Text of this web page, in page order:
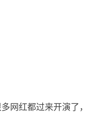
网红都过来开演了